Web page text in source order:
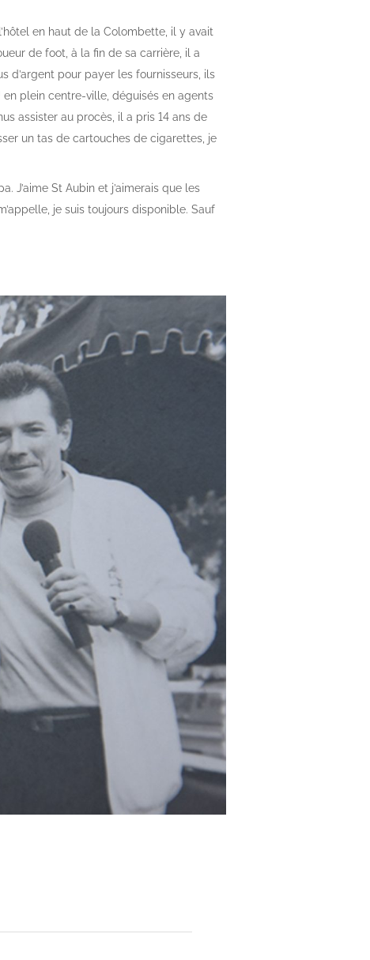
en haut de la Colombette, il y avait
de foot, à la fin de sa carrière, il a
d’argent pour payer les fournisseurs, ils
plein centre-ville, déguisés en agents
assister au procès, il a pris 14 ans de
un tas de cartouches de cigarettes, je
J’aime St Aubin et j’aimerais que les
je suis toujours disponible. Sauf